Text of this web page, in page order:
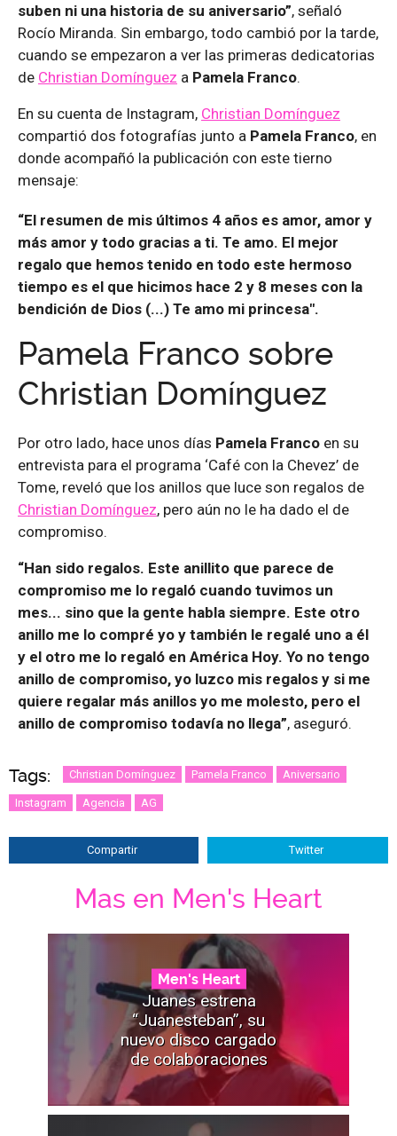
suben ni una historia de su aniversario”, señaló
Rocío Miranda. Sin embargo, todo cambió por la tarde,
cuando se empezaron a ver las primeras dedicatorias
de Christian Domínguez a Pamela Franco.
En su cuenta de Instagram, Christian Domínguez
compartió dos fotografías junto a Pamela Franco, en
donde acompañó la publicación con este tierno
mensaje:
“El resumen de mis últimos 4 años es amor, amor y
más amor y todo gracias a ti. Te amo. El mejor
regalo que hemos tenido en todo este hermoso
tiempo es el que hicimos hace 2 y 8 meses con la
bendición de Dios (...) Te amo mi princesa".
Pamela Franco sobre
Christian Domínguez
Por otro lado, hace unos días Pamela Franco en su
entrevista para el programa ‘Café con la Chevez’ de
Tome, reveló que los anillos que luce son regalos de
Christian Domínguez, pero aún no le ha dado el de
compromiso.
“Han sido regalos. Este anillito que parece de
compromiso me lo regaló cuando tuvimos un
mes... sino que la gente habla siempre. Este otro
anillo me lo compré yo y también le regalé uno a él
y el otro me lo regaló en América Hoy. Yo no tengo
anillo de compromiso, yo luzco mis regalos y si me
quiere regalar más anillos yo me molesto, pero el
anillo de compromiso todavía no llega”, aseguró.
Tags: Christian Domínguez Pamela Franco Aniversario
Instagram Agencia AG
Compartir Twitter
Mas en Men's Heart
Men's Heart
Juanes estrena
“Juanesteban”, su
nuevo disco cargado
de colaboraciones